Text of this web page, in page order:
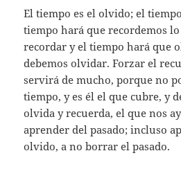
El tiempo es el olvido; el
tiempo hará que recordemos
recordar y el tiempo hará que
debemos olvidar. Forzar el
servirá de mucho, porque no
tiempo, y es él el que cubre, y
olvida y recuerda, el que nos
aprender del pasado; incluso
olvido, a no borrar el pasado.